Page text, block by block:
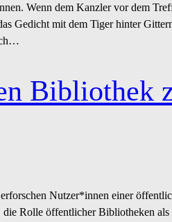
Wenn dem Kanzler vor dem
Gedicht mit dem Tiger hinter
Bibliothek
Nutzer*innen einer
Rolle öffentlicher Bibliotheken als